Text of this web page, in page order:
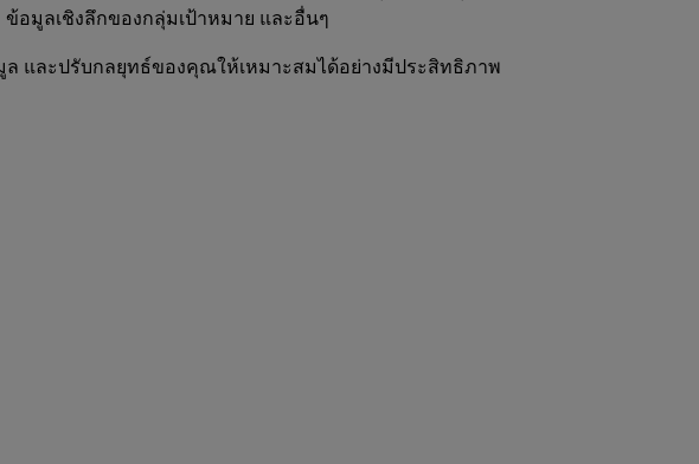
อมูลเชิงลึกของกลุ่มเป้าหมาย และอื่นๆ
และปรับกลยุทธ์ของคุณให้เหมาะสมได้อย่างมีประสิทธิภาพ